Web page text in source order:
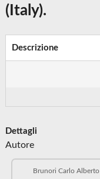
(Italy).
Descrizione
Dettagli
Autore
Brunori Carlo Alberto